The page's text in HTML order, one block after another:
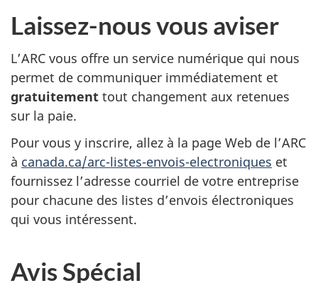
Laissez-nous vous aviser
L’ARC vous offre un service numérique qui nous
permet de communiquer immédiatement et
gratuitement tout changement aux retenues
sur la paie.
Pour vous y inscrire, allez à la page Web de l’ARC
à canada.ca/arc-listes-envois-electroniques et
fournissez l’adresse courriel de votre entreprise
pour chacune des listes d’envois électroniques
qui vous intéressent.
Avis Spécial